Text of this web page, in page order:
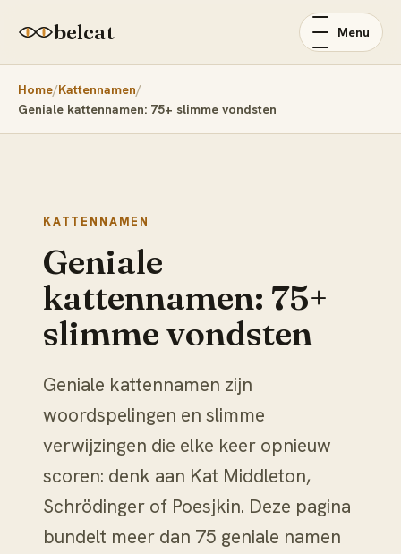
belcat Menu
Home Kattennamen
Geniale kattennamen: 75+ slimme vondsten
KATTENNAMEN
Geniale
kattennamen: 75+
slimme vondsten
Geniale kattennamen zijn
woordspelingen en slimme
verwijzingen die elke keer opnieuw
scoren: denk aan Kat Middleton,
Schrödinger of Poesjkin. Deze pagina
bundelt meer dan 75 geniale namen